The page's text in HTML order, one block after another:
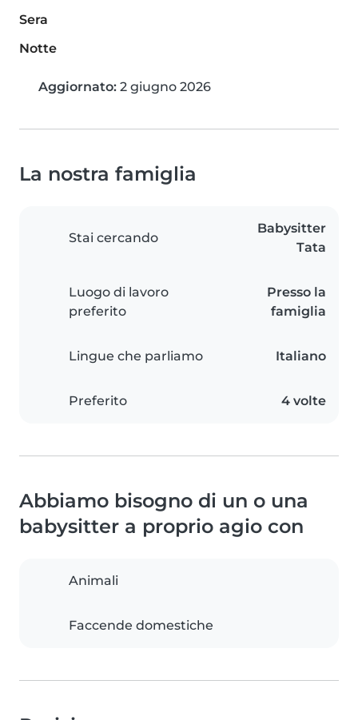
Sera
Notte
Aggiornato: 2 giugno 2026
La nostra famiglia
Stai cercando
Babysitter
Tata
Luogo di lavoro
preferito
Presso la
famiglia
Lingue che parliamo Italiano
Preferito 4 volte
Abbiamo bisogno di un o una
babysitter a proprio agio con
Animali
Faccende domestiche